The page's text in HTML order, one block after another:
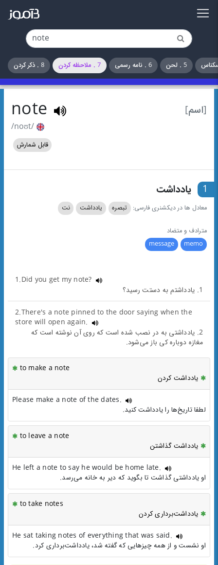
5 . لحن 6 . نامه رسمی 7 . ملاحظه کردن 8 . ذکر کردن
[اسم] note
/noʊt/
قابل شمارش
1 یادداشت
معادل ها در دیکشنری فارسی: تبصره یادداشت نت
مترادف و متضاد
memo
message
1.Did you get my note?
1. یادداشتم به دستت رسید؟
2.There's a note pinned to the door saying when the
store will open again.
2. یادداشتی به در نصب شده است که روی آن نوشته است که
مغازه دوباره کی باز می‌شود.
to make a note
یادداشت کردن
Please make a note of the dates.
لطفا تاریخ‌ها را یادداشت کنید.
to leave a note
یادداشت گذاشتن
He left a note to say he would be home late.
او یادداشتی گذاشت تا بگوید که دیر به خانه می‌رسد.
to take notes
یادداشت‌برداری کردن
He sat taking notes of everything that was said.
او نشست و از همه چیزهایی که گفته شد، یادداشت‌برداری کرد.